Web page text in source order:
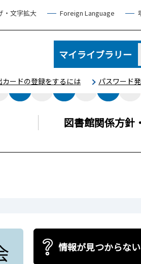
・文字拡大 Foreign Language
マイライブラリー
カードの登録をするには パスワード
図書館関係方針
情報が見つからな